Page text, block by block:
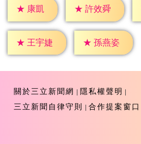
★ 康凱 ★ 許效舜
★ 王宇婕 ★ 孫燕姿
關於三立新聞網
隱私權聲明
三立新聞自律守則
合作提案窗口